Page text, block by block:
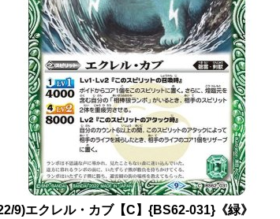
9)エクレル・カブ【C】{BS62-031}《緑》